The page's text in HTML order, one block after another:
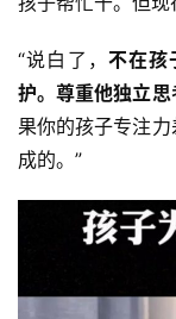
“说白了， 不在孩
护。尊重他独立思
果你的孩子专注
成的。”